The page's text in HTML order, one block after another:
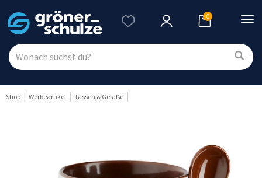
0
Shop Werbeartikel Tassen & Gefäße